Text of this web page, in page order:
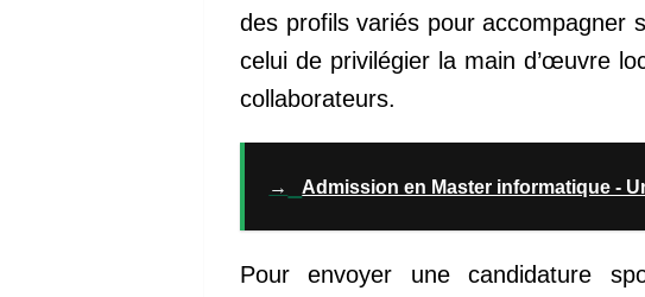
des profils variés pour accompagner
celui de privilégier la main d’œuvre
collaborateurs.
→ Admission en Master informatique -
Pour envoyer une candidature